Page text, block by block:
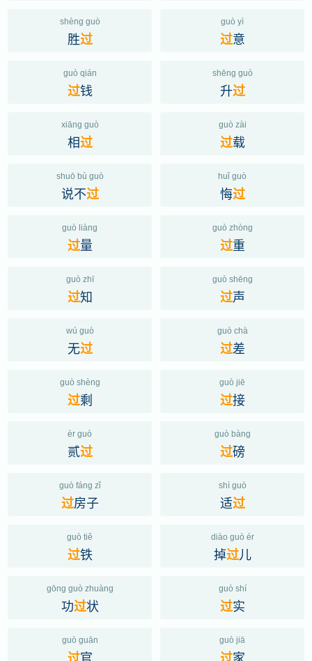
shèng guò
胜过
guò yì
过意
guò qián
过钱
shēng guò
升过
xiāng guò
相过
guò zài
过载
shuō bù guò
说不过
huǐ guò
悔过
guò liàng
过量
guò zhòng
过重
guò zhī
过知
guò shēng
过声
wú guò
无过
guò chà
过差
guò shèng
过剩
guò jiē
过接
èr guò
贰过
guò bàng
过磅
guò fáng zǐ
过房子
shì guò
适过
guò tiě
过铁
diào guò ér
掉过儿
gōng guò zhuàng
功过状
guò shí
过实
guò guān
官
guò jiā
家